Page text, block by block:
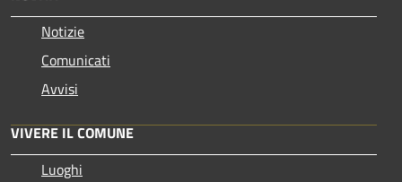
Notizie
Comunicati
Avvisi
VIVERE IL COMUNE
Luoghi